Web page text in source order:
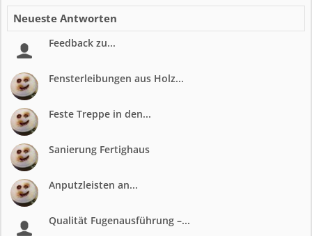
Neueste Antworten
Feedback zu...
Fensterleibungen aus Holz...
Feste Treppe in den...
Sanierung Fertighaus
Anputzleisten an...
Qualität Fugenausführung –...